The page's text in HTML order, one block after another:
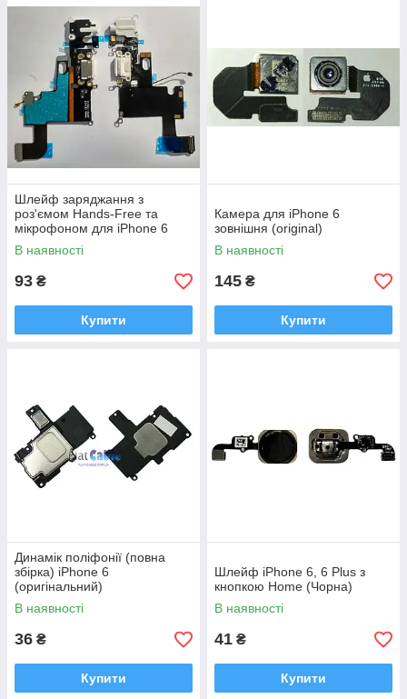
Шлейф заряджання з
роз'ємом Hands-Free та
мікрофоном для iPhone 6
білий оригінал (54)
В наявності
93 ₴
Купити
Камера для iPhone 6
зовнішня (original)
В наявності
145 ₴
Купити
Динамік поліфонії (повна
збірка) iPhone 6
(оригінальний)
В наявності
36 ₴
Купити
Шлейф iPhone 6, 6 Plus з
кнопкою Home (Чорна)
В наявності
41 ₴
Купити